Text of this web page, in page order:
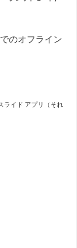
のオフライン
ライド アプリ（それ